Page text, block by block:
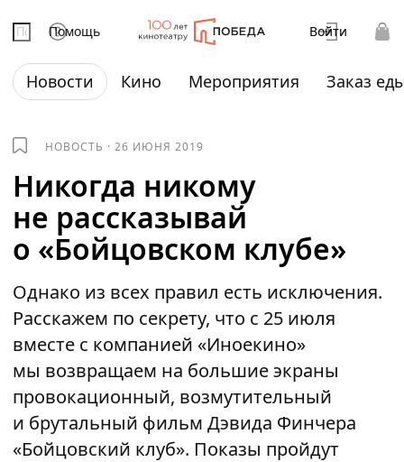
Помощь Войти
Новости Кино Мероприятия Заказ
НОВОСТЬ ·26 ИЮНЯ 2019
Никогда никому
не рассказывай
о «Бойцовском клубе»
Однако из всех правил есть исключения.
Расскажем по секрету, что с 25 июля
вместе с компанией «Иноекино»
мы возвращаем на большие экраны
провокационный, возмутительный
и брутальный фильм Дэвида Финчера
«Бойцовский клуб». Показы пройдут